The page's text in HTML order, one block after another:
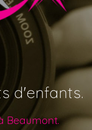
d'enfants.
Beaumont.